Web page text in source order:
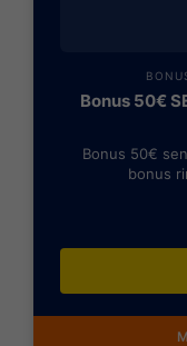
Bonus 50€
Bonus 50€
bonus